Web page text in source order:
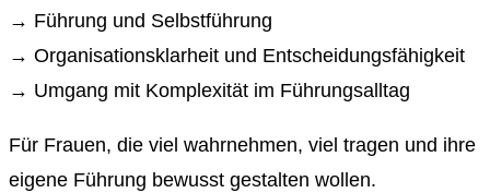
→ Führung und Selbstführung
→ Organisationsklarheit und Entscheidungsfähigkeit
→ Umgang mit Komplexität im Führungsalltag
Für Frauen, die viel wahrnehmen, viel tragen und ihre
eigene Führung bewusst gestalten wollen.